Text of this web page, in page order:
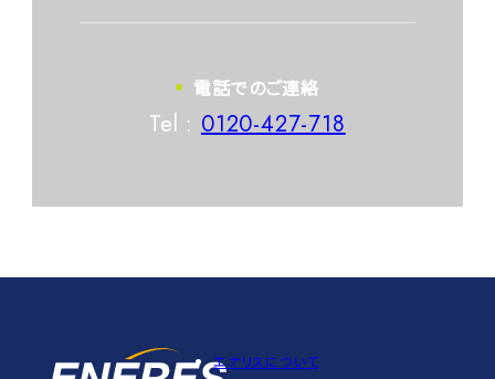
電話でのご連絡
Tel :0120-427-718
エナリスについて